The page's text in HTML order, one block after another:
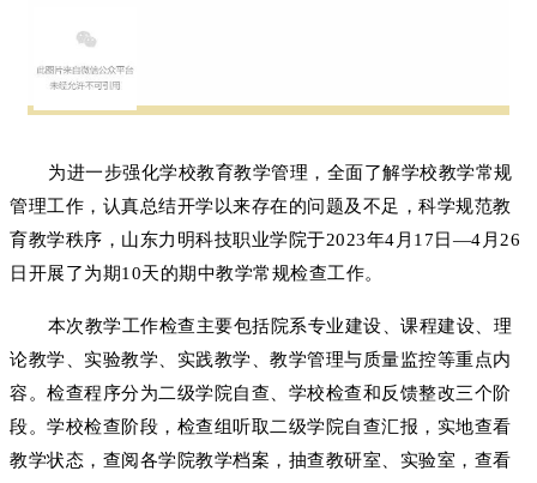
为进一步强化学校教育教学管理，全面了解学校教学常规
管理工作，认真总结开学以来存在的问题及不足，科学规范教
育教学秩序， 山东力明科技职业学院于2023年4月17日—4月26
日 开展了为期10天的期中教学常规检查工作。
本次教学工作检查主要包括院系专业建设、课程建设、理
论教学、实验教学、实践教学、教学管理与质量监控等重点内
容。 检查程序分为二级学院自查、学校检查和反馈整改三个阶
段。 学校检查阶段，检查组听取 二级学院自查汇报，实地查看
教学状态，查阅各学院教学档案，抽查教研室、实验室，查看